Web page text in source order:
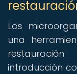
Los
una
introducción